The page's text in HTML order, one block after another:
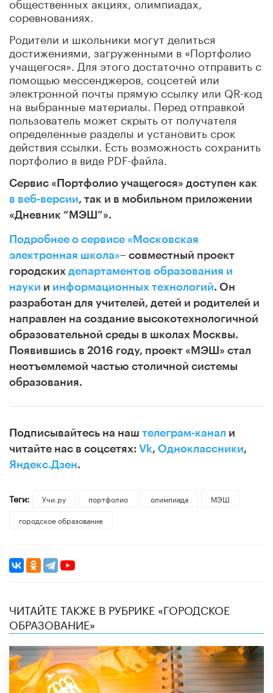
соревнованиях.
Родители и школьники могут делиться
достижениями, загруженными в «Портфолио
учащегося». Для этого достаточно отправить с
помощью мессенджеров, соцсетей или
электронной почты прямую ссылку или QR-код
на выбранные материалы. Перед отправкой
пользователь может скрыть от получателя
определенные разделы и установить срок
действия ссылки. Есть возможность сохранить
портфолио в виде PDF-файла.
Сервис «Портфолио учащегося» доступен как
в веб-версии, так и в мобильном приложении
«Дневник “МЭШ”».
Подробнее о сервисе «Московская
электронная школа»– совместный проект
городских департаментов образования и
науки и информационных технологий. Он
разработан для учителей, детей и родителей и
направлен на создание высокотехнологичной
образовательной среды в школах Москвы.
Появившись в 2016 году, проект «МЭШ» стал
неотъемлемой частью столичной системы
образования.
Подписывайтесь на наш телеграм-канал и
читайте нас в соцсетях: Vk, Одноклассники,
Яндекс.Дзен.
Теги: Учи.ру портфолио олимпиада
МЭШ
городское образование
ЧИТАЙТЕ ТАКЖЕ В РУБРИКЕ «ГОРОДСКОЕ
ОБРАЗОВАНИЕ»